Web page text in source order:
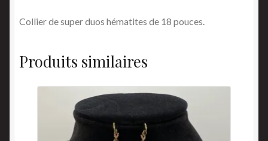
Collier de super duos hématites de 18 pouces.
Produits similaires